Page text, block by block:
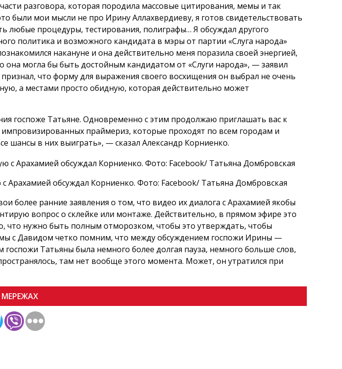
разговора, которая породила массовые цитирования, мемы и так
были мои мысли не про Ирину Аллахвердиеву, я готов свидетельствовать
любые процедуры, тестирования, полиграфы… Я обсуждал другого
политика и возможного кандидата в мэры от партии «Слуга народа»
накануне и она действительно меня поразила своей энергией,
она могла бы быть достойным кандидатом от «Слуги народа», — заявил
что форму для выражения своего восхищения он выбрал не очень
а местами просто обидную, которая действительно может
госпоже Татьяне. Одновременно с этим продолжаю приглашать вас к
праймериз, которые проходят по всем городам и
шансы в них выиграть», — сказал Александр Корниенко.
Арахамией обсуждал Корниенко. Фото: Facebook/ Татьяна Домбровская
более ранние заявления о том, что видео их диалога с Арахамией якобы
вопрос о склейке или монтаже. Действительно, в прямом эфире это
что нужно быть полным отморозком, чтобы это утверждать, чтобы
с Давидом четко помним, что между обсуждением госпожи Ирины —
Татьяны была немного более долгая пауза, немного больше слов,
там нет вообще этого момента. Может, он утратился при